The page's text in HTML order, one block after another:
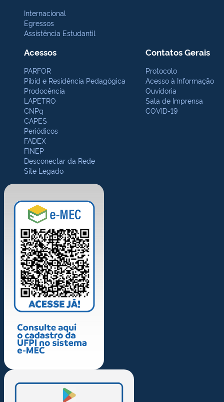
Internacional
Egressos
Assistência Estudantil
Acessos
PARFOR
Pibid e Residência Pedagógica
Prodocência
LAPETRO
CNPq
CAPES
Periódicos
FADEX
FINEP
Desconectar da Rede
Site Legado
Contatos Gerais
Protocolo
Acesso à Informação
Ouvidoria
Sala de Imprensa
COVID-19